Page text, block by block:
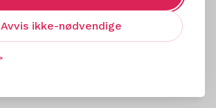
Avvis ikke-nødvendige